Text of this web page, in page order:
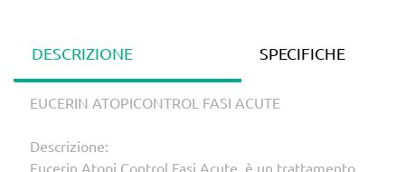
DESCRIZIONE SPECIFICHE
EUCERIN ATOPICONTROL FASI ACUTE
Descrizione:
Eucerin Atopi Control Fasi Acute, è un trattamento